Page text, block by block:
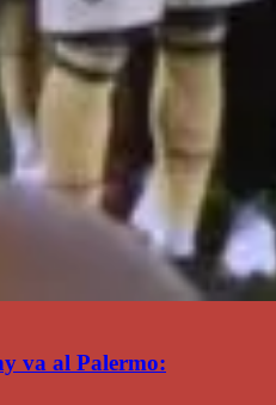
va al Palermo: